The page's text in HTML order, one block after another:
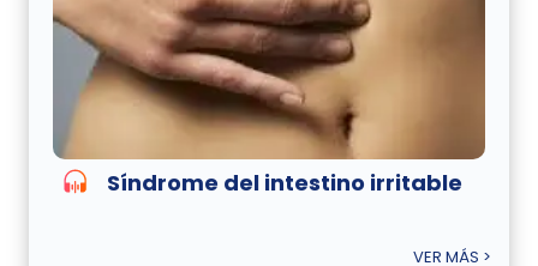
Síndrome del intestino irritable
VER MÁS >